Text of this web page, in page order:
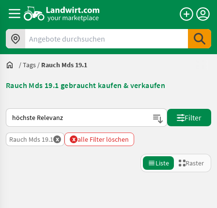
Angebote durchsuchen
/Tags / Rauch Mds 19.1
Rauch Mds 19.1 gebraucht kaufen & verkaufen
So wird auf Landwirt.com sortiert
Filter
Rauch Mds 19.1 x x alle Filter löschen
Liste Raster